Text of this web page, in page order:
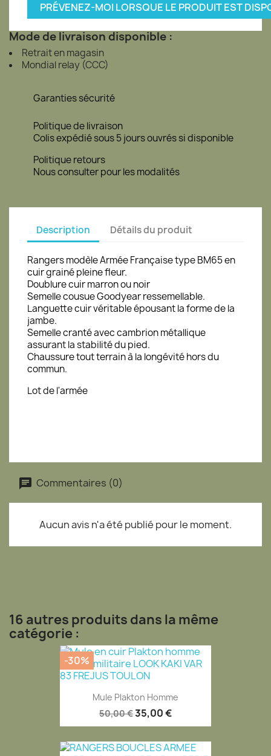
PRÉVENEZ-MOI LORSQUE LE PRODUIT EST
Mode de livraison disponible :
Retrait en magasin
Mondial relay (CCC)
Garanties sécurité
Politique de livraison
Colis expédié sous 5 jours ouvrés si disponible
Politique retours
Nous consulter pour les modalités
Description Détails du produit
Rangers modèle Armée Française type BM65 en
cuir grainé pleine fleur.
Doublure cuir marron ou noir
Semelle cousue Goodyear ressemellable.
Languette cuir véritable épousant la forme de la
jambe.
Semelle cranté avec cambrion métallique
assurant la stabilité du pied.
Chaussure tout terrain à la longévité hors du
commun.
Lot de l'armée
Commentaires (0)
Aucun avis n'a été publié pour le moment.
16 autres produits dans la même
catégorie :
Mule Plakton Homme
50,00 €35,00 €
-30%